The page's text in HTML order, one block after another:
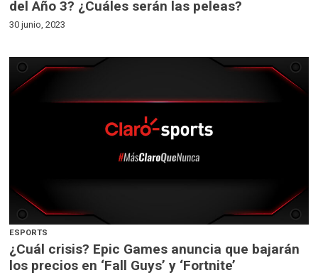
del Año 3? ¿Cuáles serán las peleas?
30 junio, 2023
ESPORTS
¿Cuál crisis? Epic Games anuncia que bajarán
los precios en ‘Fall Guys’ y ‘Fortnite’